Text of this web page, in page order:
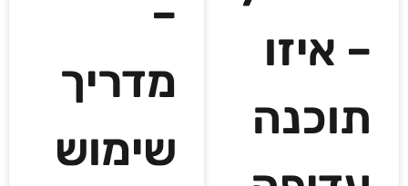
– איזו
תוכנה
–
מדריך
שימוש